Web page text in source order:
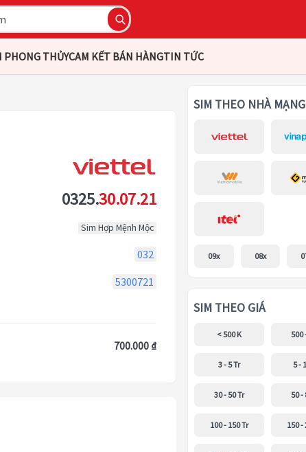
PHONG THỦYCAM KẾT BÁN HÀNGTIN TỨC
0325.30.07.21
Sim Hợp Mệnh Mộc
032
5300721
700.000 ₫
SIM THEO NHÀ MẠNG
09x 08x
SIM THEO GIÁ
< 500 K 500
3 - 5 Tr 5 -
30 - 50 Tr 50 -
100 - 150 Tr 150 -